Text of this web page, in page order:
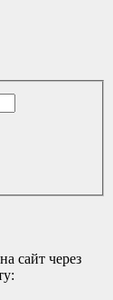
сайт через